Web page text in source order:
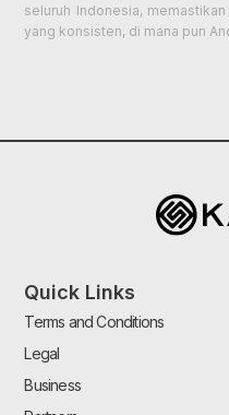
seluruh Indonesia,
yang konsisten, di mana pun
Quick Links
Terms and Conditions
Legal
Business